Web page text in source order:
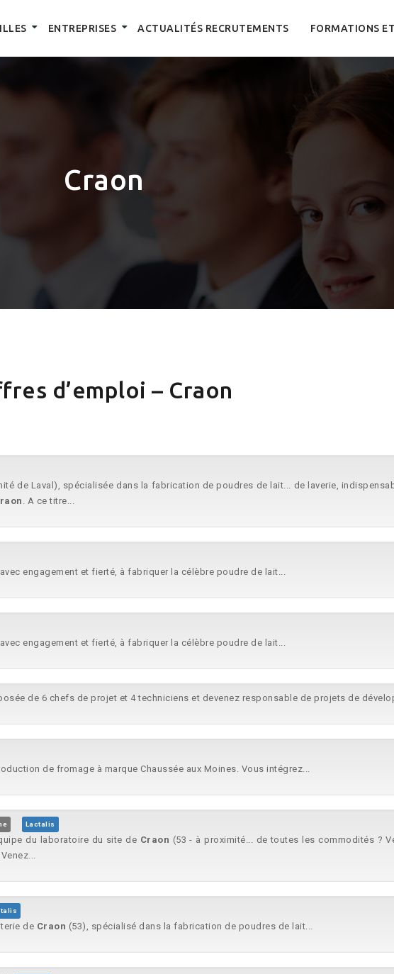
ENTREPRISES ACTUALITÉS RECRUTEMENTS FORMATIONS
Craon
d’emploi – Craon
de Laval), spécialisée dans la fabrication de poudres de lait... de laverie,
. A ce titre...
engagement et fierté, à fabriquer la célèbre poudre de lait...
engagement et fierté, à fabriquer la célèbre poudre de lait...
de 6 chefs de projet et 4 techniciens et devenez responsable de projets de
de fromage à marque Chaussée aux Moines. Vous intégrez...
Lactalis
du laboratoire du site de Craon (53 - à proximité... de toutes les commodités ?
de Craon (53), spécialisé dans la fabrication de poudres de lait...